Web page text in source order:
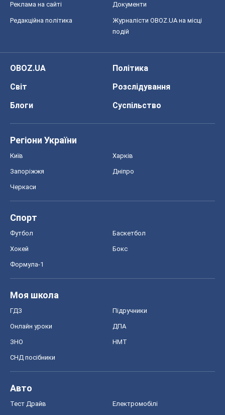
Реклама на сайті Документи
Редакційна політика
Журналісти OBOZ.UA на місці
подій
OBOZ.UA
Політика
Світ
Розслідування
Блоги
Суспільство
Регіони України
Київ Харків
Запоріжжя Дніпро
Черкаси
Спорт
Футбол Баскетбол
Хокей Бокс
Формула-1
Моя школа
ГДЗ Підручники
Онлайн уроки ДПА
ЗНО НМТ
СНД посібники
Авто
Тест Драйв Електромобілі